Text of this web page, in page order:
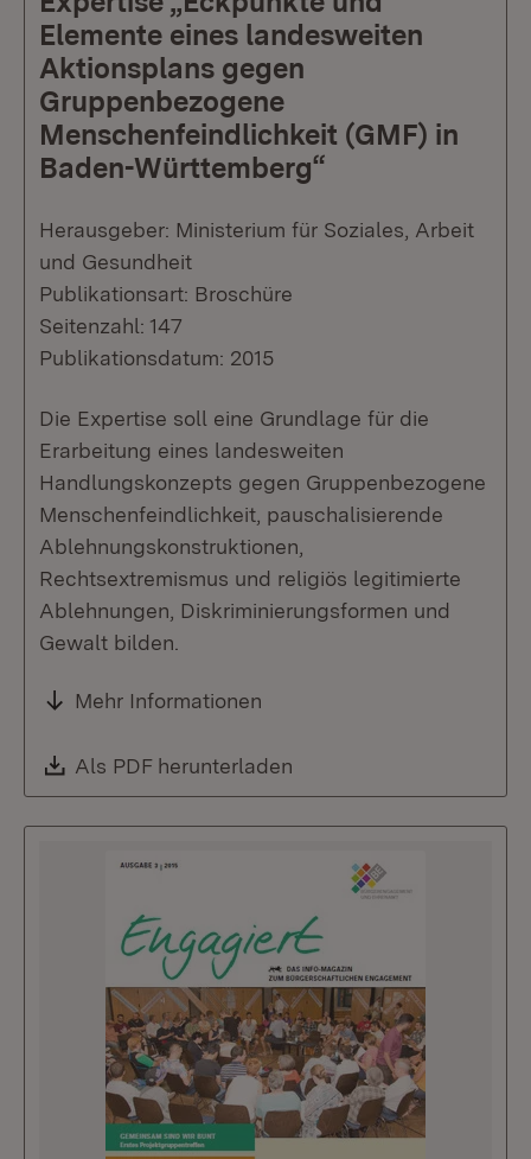
Elemente eines landesweiten
Aktionsplans gegen
Gruppenbezogene
Menschenfeindlichkeit (GMF) in
Baden-Württemberg“
Herausgeber: Ministerium für Soziales, Arbeit
und Gesundheit
Publikationsart: Broschüre
Seitenzahl: 147
Publikationsdatum: 2015
Die Expertise soll eine Grundlage für die
Erarbeitung eines landesweiten
Handlungskonzepts gegen Gruppenbezogene
Menschenfeindlichkeit, pauschalisierende
Ablehnungskonstruktionen,
Rechtsextremismus und religiös legitimierte
Ablehnungen, Diskriminierungsformen und
Gewalt bilden.
Mehr Informationen
Download:
Als PDF herunterladen